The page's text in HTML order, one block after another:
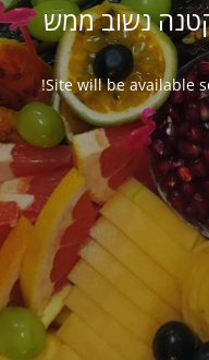
נשוב ממש
Site will be available